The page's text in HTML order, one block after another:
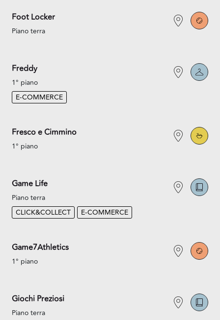
Foot Locker
Piano terra
Freddy
1° piano
E-COMMERCE
Fresco e Cimmino
1° piano
Game Life
Piano terra
CLICK&COLLECT
E-COMMERCE
Game7Athletics
1° piano
Giochi Preziosi
Piano terra